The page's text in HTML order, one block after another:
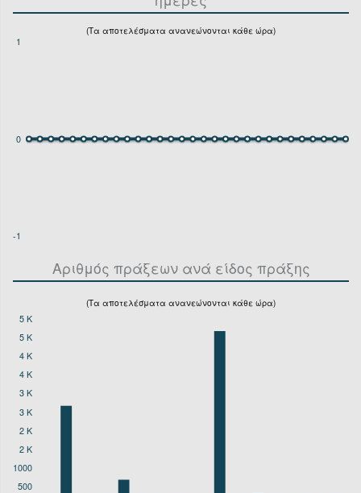
(Τα αποτελέσματα ανανεώνονται κάθε ώρα)
-1
0
1
Αριθμός πράξεων ανά είδος πράξης
(Τα αποτελέσματα ανανεώνονται κάθε ώρα)
500
1000
2 K
2 K
3 K
3 K
4 K
4 K
5 K
5 K